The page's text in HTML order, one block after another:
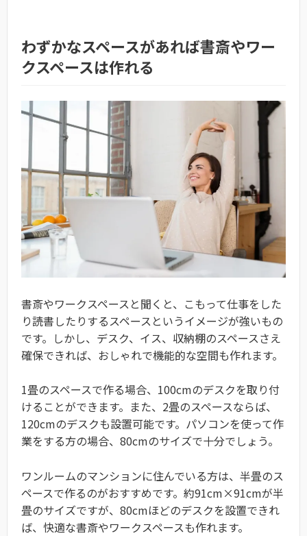
わずかなスペースがあれば書斎やワー
クスペースは作れる
書斎やワークスペースと聞くと、こもって仕事をした
り読書したりするスペースというイメージが強いもの
です。しかし、デスク、イス、収納棚のスペースさえ
確保できれば、おしゃれで機能的な空間も作れます。
1畳のスペースで作る場合、100cmのデスクを取り付
けることができます。また、2畳のスペースならば、
120cmのデスクも設置可能です。パソコンを使って作
業をする方の場合、80cmのサイズで十分でしょう。
ワンルームのマンションに住んでいる方は、半畳のス
ペースで作るのがおすすめです。約91cm×91cmが半
畳のサイズですが、80cmほどのデスクを設置できれ
ば、快適な書斎やワークスペースも作れます。